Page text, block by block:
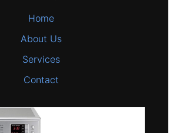
Home
About Us
Services
Contact